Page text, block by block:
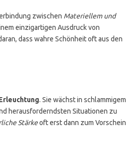
zwischen Materiellem und
einzigartigen Ausdruck von
dass wahre Schönheit oft aus den
. Sie wächst in schlammigem
herausforderndsten Situationen zu
Stärkeoft erst dann zum Vorschein